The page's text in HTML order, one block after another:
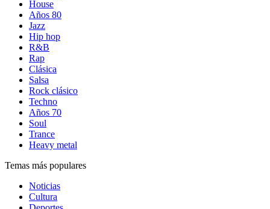
House
Años 80
Jazz
Hip hop
R&B
Rap
Clásica
Salsa
Rock clásico
Techno
Años 70
Soul
Trance
Heavy metal
Temas más populares
Noticias
Cultura